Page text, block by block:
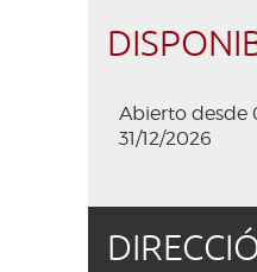
Abierto desde
31/12/2026